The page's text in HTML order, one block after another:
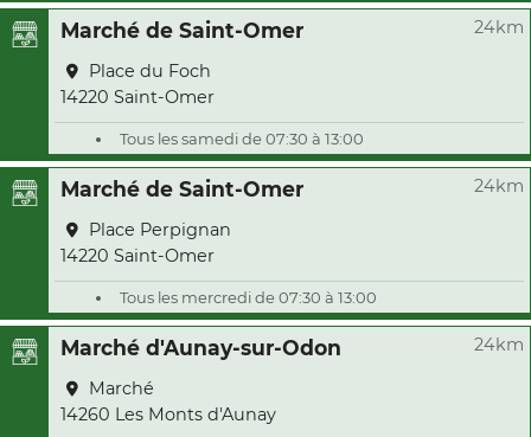
Marché de Saint-Omer 24km
Place du Foch
14220 Saint-Omer
Tous les samedi de 07:30 à 13:00
Marché de Saint-Omer 24km
Place Perpignan
14220 Saint-Omer
Tous les mercredi de 07:30 à 13:00
Marché d'Aunay-sur-Odon 24km
Marché
14260 Les Monts d'Aunay